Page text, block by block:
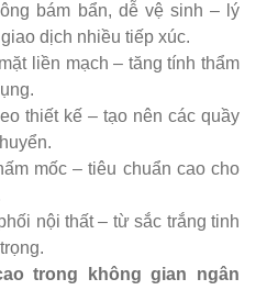
bám bẩn, dễ vệ sinh – lý
dịch nhiều tiếp xúc.
liền mạch – tăng tính thẩm
thiết kế – tạo nên các quầy
mốc – tiêu chuẩn cao cho
nội thất – từ sắc trắng tinh
trong không gian ngân